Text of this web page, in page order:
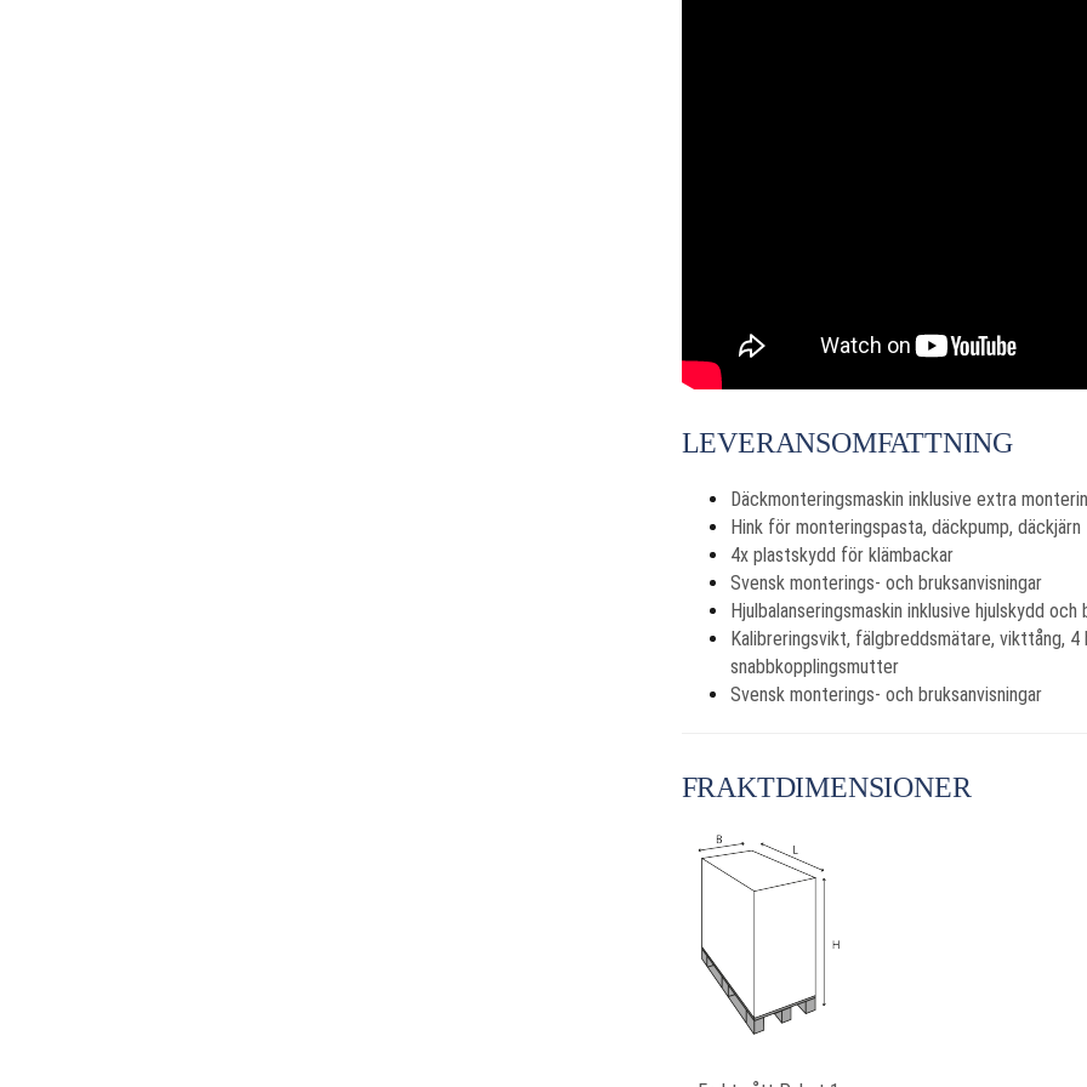
LEVERANSOMFATTNING
Däckmonteringsmaskin inklusive extra
Hink för monteringspasta, däckpump, däckjärn
4x plastskydd för klämbackar
Svensk monterings- och bruksanvisningar
Hjulbalanseringsmaskin inklusive hjulskydd och
Kalibreringsvikt, fälgbreddsmätare, vikttång,
snabbkopplingsmutter
Svensk monterings- och bruksanvisningar
FRAKTDIMENSIONER